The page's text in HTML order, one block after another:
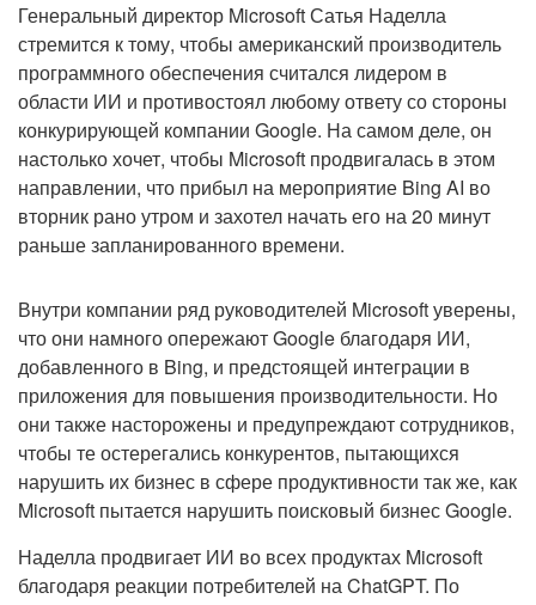
Генеральный директор Microsoft Сатья Наделла
стремится к тому, чтобы американский производитель
программного обеспечения считался лидером в
области ИИ и противостоял любому ответу со стороны
конкурирующей компании Google. На самом деле, он
настолько хочет, чтобы Microsoft продвигалась в этом
направлении, что прибыл на мероприятие Bing AI во
вторник рано утром и захотел начать его на 20 минут
раньше запланированного времени.
Внутри компании ряд руководителей Microsoft уверены,
что они намного опережают Google благодаря ИИ,
добавленного в Bing, и предстоящей интеграции в
приложения для повышения производительности. Но
они также насторожены и предупреждают сотрудников,
чтобы те остерегались конкурентов, пытающихся
нарушить их бизнес в сфере продуктивности так же, как
Microsoft пытается нарушить поисковый бизнес Google.
Наделла продвигает ИИ во всех продуктах Microsoft
благодаря реакции потребителей на ChatGPT. По